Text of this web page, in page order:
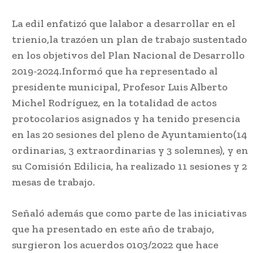
La edil enfatizó que lalabor a desarrollar en el
trienio,la trazóen un plan de trabajo sustentado
en los objetivos del Plan Nacional de Desarrollo
2019-2024.Informó que ha representado al
presidente municipal, Profesor Luis Alberto
Michel Rodríguez, en la totalidad de actos
protocolarios asignados y ha tenido presencia
en las 20 sesiones del pleno de Ayuntamiento(14
ordinarias, 3 extraordinarias y 3 solemnes), y en
su Comisión Edilicia, ha realizado 11 sesiones y 2
mesas de trabajo.
Señaló además que como parte de las iniciativas
que ha presentado en este año de trabajo,
surgieron los acuerdos 0103/2022 que hace